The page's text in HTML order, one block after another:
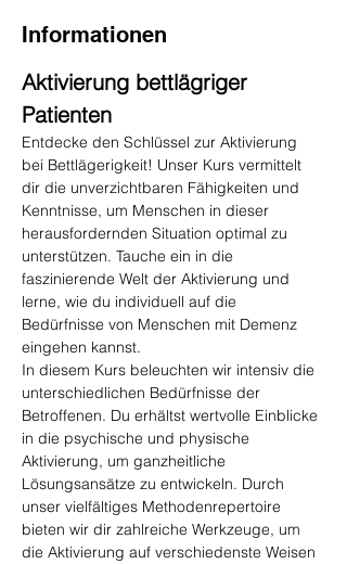
Informationen
Aktivierung bettlägriger
Patienten
Entdecke den Schlüssel zur Aktivierung
bei Bettlägerigkeit! Unser Kurs vermittelt
dir die unverzichtbaren Fähigkeiten und
Kenntnisse, um Menschen in dieser
herausfordernden Situation optimal zu
unterstützen. Tauche ein in die
faszinierende Welt der Aktivierung und
lerne, wie du individuell auf die
Bedürfnisse von Menschen mit Demenz
eingehen kannst.
In diesem Kurs beleuchten wir intensiv die
unterschiedlichen Bedürfnisse der
Betroffenen. Du erhältst wertvolle Einblicke
in die psychische und physische
Aktivierung, um ganzheitliche
Lösungsansätze zu entwickeln. Durch
unser vielfältiges Methodenrepertoire
bieten wir dir zahlreiche Werkzeuge, um
die Aktivierung auf verschiedenste Weisen